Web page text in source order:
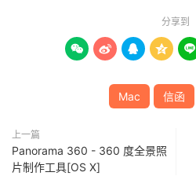
分享到
    
Mac 信函
上一篇
Panorama 360 - 360 度全景照
片制作工具[OS X]